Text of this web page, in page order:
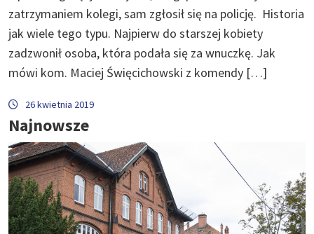
zatrzymaniem kolegi, sam zgłosił się na policję. Historia
jak wiele tego typu. Najpierw do starszej kobiety
zadzwonił osoba, która podała się za wnuczkę. Jak
mówi kom. Maciej Święcichowski z komendy […]
26 kwietnia 2019
Najnowsze